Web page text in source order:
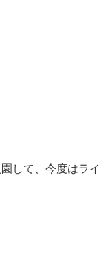
して、今度はライ